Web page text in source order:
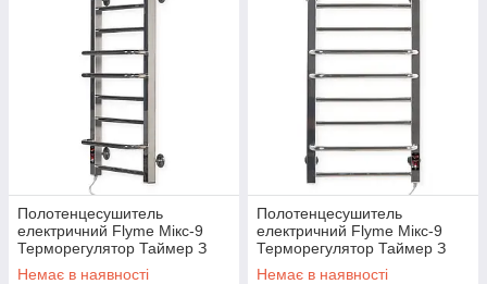
Полотенцесушитель
електричний Flyme Мікс-9
Терморегулятор Таймер З
лівим підключенням.
Немає в наявності
Полотенцесушитель
електричний Flyme Мікс-9
Терморегулятор Таймер З
правим підключенням.
Немає в наявності